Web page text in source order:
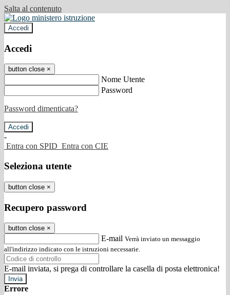
Salta al contenuto
Accedi
Accedi
button close ×
Nome Utente
Password
Password dimenticata?
-
Entra con SPID Entra con CIE
Seleziona utente
button close ×
Recupero password
button close ×
E-mail Verrà inviato un messaggio
all'indirizzo indicato con le istruzioni necessarie.
E-mail inviata, si prega di controllare la casella di posta elettronica!
Errore